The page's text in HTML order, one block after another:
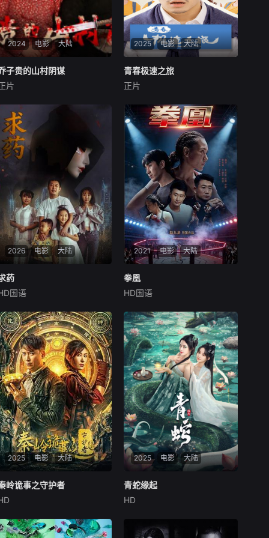
2024 电影 大陆
乔子贵的山村阴谋
苏仕廷
上世纪二十年代，太行山下的
一个村子里，住着乔子贵和乔
子富兄弟俩。乔子富有五亩
地，弟弟没有地。乔子富死后
把女儿托付给弟弟，并说孩子
长大嫁人时这五亩地就是嫁
妆，但当孩子真的长大后，乔
子贵为了保住这五亩地，
子贵的山村阴谋
片
2025 电影 大陆
青春极速之旅
陈升卫
故事发生在一个充满青春气息
的大学校园。几个性格迥异的
年轻人，在这里留下了笑声与
泪水：有人因挫折而迷茫，有
人因友情而坚强，也有人勇敢
追逐爱情。一次次的波折让他
们逐渐成长，青春的痕迹被深
深镌刻在心中。最终
青春极速之旅
正片
2026 电影 大陆
求药
何一诺
儿子身患白血病，绝望的父亲
张释全被邪教组织的“神药”谎
言蛊惑，险些人财两空。当他
发现所谓“神药”只是骗局，妻
子也命悬一线时，这个男人不
再沉默。他孤身闯入邪教法会
在正邪对决中揭开血腥骗局，
只为完成一场从
药
国语
2021 电影 大陆
拳凰
徐冬梅
三届拳王刘辉（杨政饰）
在一场综合格斗赛中惨败，不
得不告别拳台，从此一蹶不
振。时隔两年，由格斗圈大人
物王炎龙（闫彦龙饰）举办的
国内首届女子MMA格斗赛开
赛在即，为激励刘辉重拾信
心，女友凰亚男（徐冬梅
拳凰
HD国语
2025 电影 大陆
秦岭诡事之守护者
本故事描绘了寻宝人荀
爷、凤瑶、蔡青云、王鸭子
岭诡事之守护者
2025 电影 大陆
青蛇缘起
城被百姓误解。遭到驱赶和攻
青蛇缘起
HD